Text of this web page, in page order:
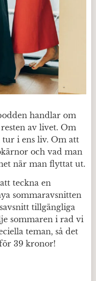
handlar om
av livet. Om
i ens liv. Om att
och vad man
när man flyttat ut.
teckna en
sommaravsnitten
tillgängliga
sommaren i rad vi
teman, så det
39 kronor!